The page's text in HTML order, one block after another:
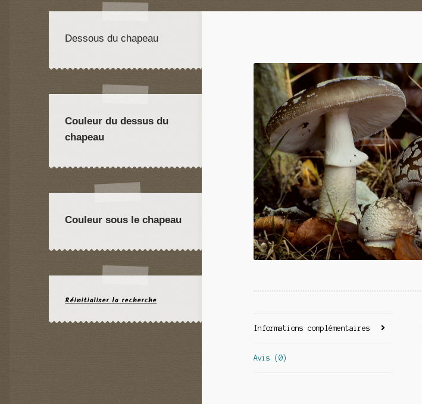
Informations complémentaires
Avis (0)
Dessous du chapeau
Couleur du dessus du
chapeau
Couleur sous le chapeau
Réinitialiser la recherche